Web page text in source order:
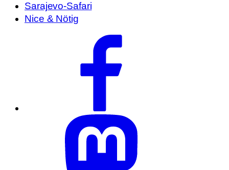
Sarajevo-Safari
Nice & Nötig